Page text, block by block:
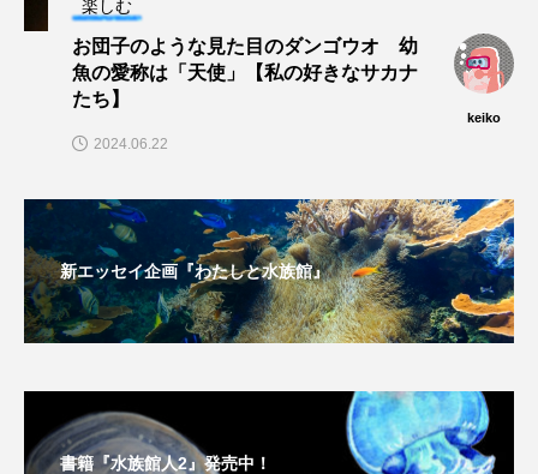
北極 医療
名古屋港水族館 哺乳類 商品
四万十川
四国水族館 図鑑 固有亜種 固有種
在来生物 地域名 城崎マリンワールド
夏 外来生物 外来種 外来魚
宍道湖自然館ゴビウス 寄生
楽しむ
お団子のような見た目のダンゴウオ 幼
魚の愛称は「天使」【私の好きなサカナ
たち】
keiko
2024.06.22
新エッセイ企画『わたしと水族館』
書籍『水族館人2』発売中！